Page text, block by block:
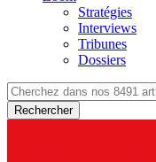
Stratégies
Interviews
Tribunes
Dossiers
Rechercher